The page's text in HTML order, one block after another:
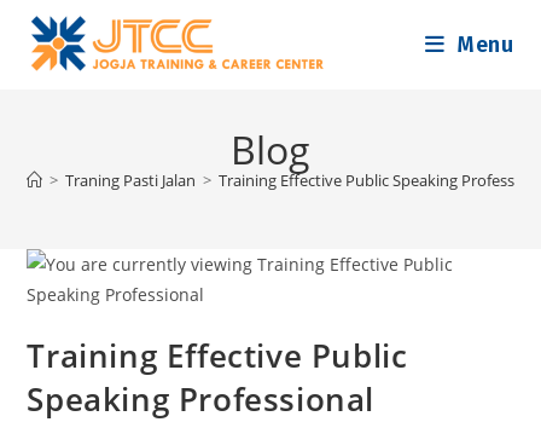
content
Menu
Blog
> Traning Pasti Jalan > Training Effective Public Speaking
Training Effective Public
Speaking Professional